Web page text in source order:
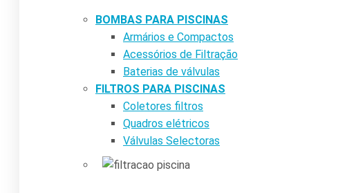
BOMBAS PARA PISCINAS
Armários e Compactos
Acessórios de Filtração
Baterias de válvulas
FILTROS PARA PISCINAS
Coletores filtros
Quadros elétricos
Válvulas Selectoras